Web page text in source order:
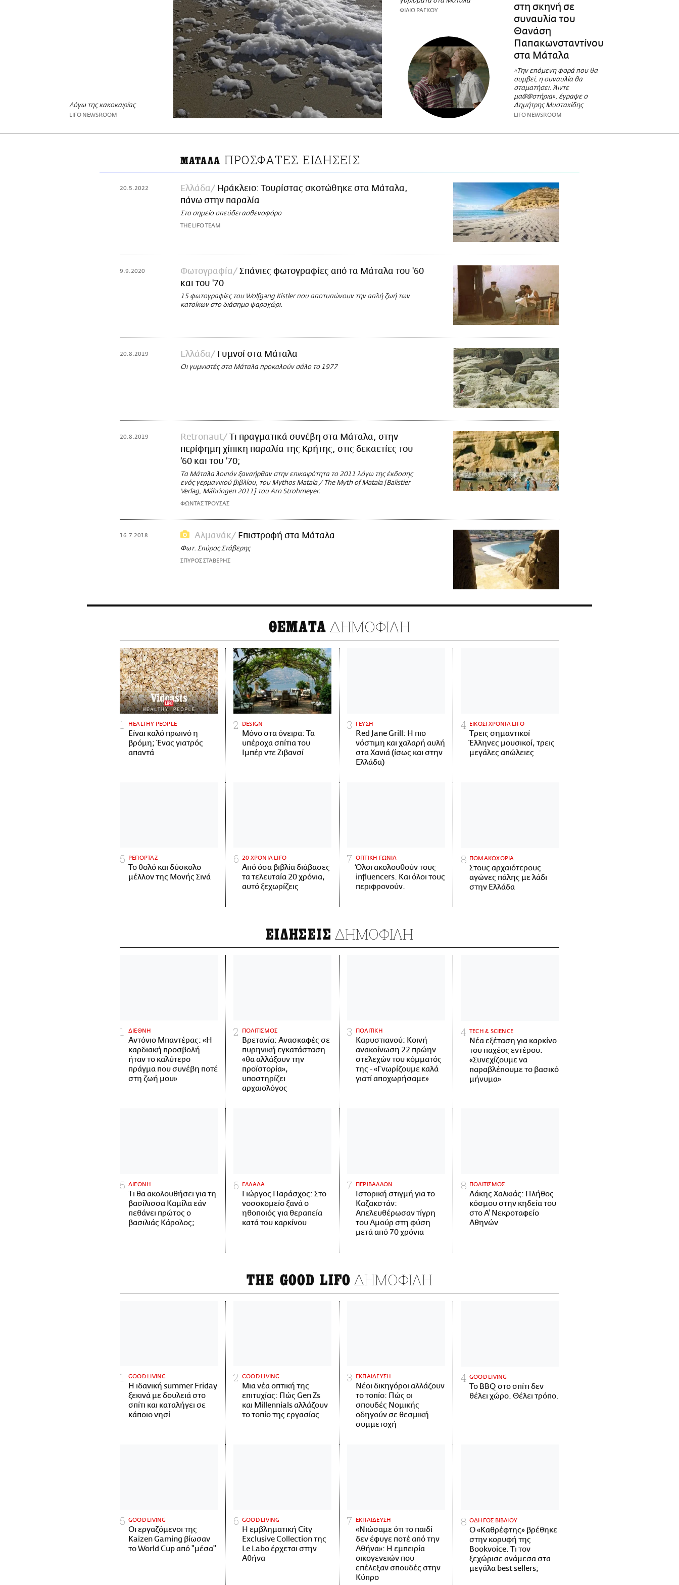
Λόγω της κακοκαιρίας
LIFO NEWSROOM
ΦΙΛΙΩ ΡΑΓΚΟΥ
στη σκηνή σε
συναυλία του
Θανάση
Παπακωνσταντίνου
στα Μάταλα
«Την επόμενη φορά που θα
συμβεί, η συναυλία θα
σταματήσει. Άιντε
μα@@στήρια», έγραψε ο
Δημήτρης Μυστακίδης
LIFO NEWSROOM
ΜΑΤΑΛΑ ΠΡΟΣΦΑΤΕΣ ΕΙΔΗΣΕΙΣ
20.5.2022 Ελλάδα
Ηράκλειο: Τουρίστας σκοτώθηκε στα Μάταλα,
πάνω στην παραλία
Στο σημείο σπεύδει ασθενοφόρο
THE LIFO TEAM
9.9.2020 Φωτογραφία
Σπάνιες φωτογραφίες από τα Μάταλα του '60
και του '70
15 φωτογραφίες του Wolfgang Kistler που αποτυπώνουν την απλή ζωή των
κατοίκων στο διάσημο ψαροχώρι.
20.8.2019 Ελλάδα Γυμνοί στα Μάταλα
Οι γυμνιστές στα Μάταλα προκαλούν σάλο το 1977
20.8.2019 Retronaut
Τι πραγματικά συνέβη στα Μάταλα, στην
περίφημη χίπικη παραλία της Κρήτης, στις δεκαετίες του
’60 και του ’70;
Τα Μάταλα λοιπόν ξαναήρθαν στην επικαιρότητα το 2011 λόγω της έκδοσης
ενός γερμανικού βιβλίου, του Mythos Matala / The Myth of Matala [Balistier
Verlag, Mähringen 2011] του Arn Strohmeyer.
ΦΩΝΤΑΣ ΤΡΟΥΣΑΣ
16.7.2018 Αλμανάκ Επιστροφή στα Μάταλα
Φωτ. Σπύρος Στάβερης
ΣΠΥΡΟΣ ΣΤΑΒΕΡΗΣ
ΘΕΜΑΤΑ ΔΗΜΟΦΙΛΗ
HEALTHY PEOPLE
Είναι καλό πρωινό η
βρόμη; Ένας γιατρός
απαντά
DESIGN
Μόνο στα όνειρα: Τα
υπέροχα σπίτια του
Ιμπέρ ντε Ζιβανσί
ΓΕΥΣΗ
Red Jane Grill: Η πιο
νόστιμη και χαλαρή αυλή
στα Χανιά (ίσως και στην
Ελλάδα)
ΕΙΚΟΣΙ ΧΡΟΝΙΑ LIFO
Tρεις σημαντικοί
Έλληνες μουσικοί, τρεις
μεγάλες απώλειες
ΡΕΠΟΡΤΑΖ
Το θολό και δύσκολο
μέλλον της Μονής Σινά
20 ΧΡΟΝΙΑ LIFO
Από όσα βιβλία διάβασες
τα τελευταία 20 χρόνια,
αυτό ξεχωρίζεις
ΟΠΤΙΚΗ ΓΩΝΙΑ
Όλοι ακολουθούν τους
influencers. Και όλοι τους
περιφρονούν.
ΠΟΜΑΚΟΧΩΡΙΑ
Στους αρχαιότερους
αγώνες πάλης με λάδι
στην Ελλάδα
ΕΙΔΗΣΕΙΣ ΔΗΜΟΦΙΛΗ
ΔΙΕΘΝΗ
Αντόνιο Μπαντέρας: «Η
καρδιακή προσβολή
ήταν το καλύτερο
πράγμα που συνέβη ποτέ
στη ζωή μου»
ΠΟΛΙΤΙΣΜΟΣ
Βρετανία: Ανασκαφές σε
πυρηνική εγκατάσταση
«θα αλλάξουν την
προϊστορία»,
υποστηρίζει
αρχαιολόγος
ΠΟΛΙΤΙΚΗ
Καρυστιανού: Κοινή
ανακοίνωση 22 πρώην
στελεχών του κόμματός
της - «Γνωρίζουμε καλά
γιατί αποχωρήσαμε»
ΤECH & SCIENCE
Νέα εξέταση για καρκίνο
του παχέος εντέρου:
«Συνεχίζουμε να
παραβλέπουμε το βασικό
μήνυμα»
ΔΙΕΘΝΗ
Τι θα ακολουθήσει για τη
βασίλισσα Καμίλα εάν
πεθάνει πρώτος ο
βασιλιάς Κάρολος;
ΕΛΛΑΔΑ
Γιώργος Παράσχος: Στο
νοσοκομείο ξανά ο
ηθοποιός για θεραπεία
κατά του καρκίνου
ΠΕΡΙΒΑΛΛΟΝ
Ιστορική στιγμή για το
Καζακστάν:
Απελευθέρωσαν τίγρη
του Αμούρ στη φύση
μετά από 70 χρόνια
ΠΟΛΙΤΙΣΜΟΣ
Λάκης Χαλκιάς: Πλήθος
κόσμου στην κηδεία του
στο Α' Νεκροταφείο
Αθηνών
THE GOOD LIFO ΔΗΜΟΦΙΛΗ
GOOD LIVING
Η ιδανική summer Friday
ξεκινά με δουλειά στο
σπίτι και καταλήγει σε
κάποιο νησί
GOOD LIVING
Μια νέα οπτική της
επιτυχίας: Πώς Gen Zs
και Millennials αλλάζουν
το τοπίο της εργασίας
ΕΚΠΑΙΔΕΥΣΗ
Νέοι δικηγόροι αλλάζουν
το τοπίο: Πώς οι
σπουδές Νομικής
οδηγούν σε θεσμική
συμμετοχή
GOOD LIVING
Το BBQ στο σπίτι δεν
θέλει χώρο. Θέλει τρόπο.
GOOD LIVING
Οι εργαζόμενοι της
Kaizen Gaming βίωσαν
το World Cup από "μέσα"
GOOD LIVING
Η εμβληματική City
Exclusive Collection της
Le Labo έρχεται στην
Αθήνα
ΕΚΠΑΙΔΕΥΣΗ
«Νιώσαμε ότι το παιδί
δεν έφυγε ποτέ από την
Αθήνα»: Η εμπειρία
οικογενειών που
επέλεξαν σπουδές στην
Κύπρο
ΟΔΗΓΟΣ ΒΙΒΛΙΟΥ
Ο «Καθρέφτης» βρέθηκε
στην κορυφή της
Bookvoice. Τι τον
ξεχώρισε ανάμεσα στα
μεγάλα best sellers;